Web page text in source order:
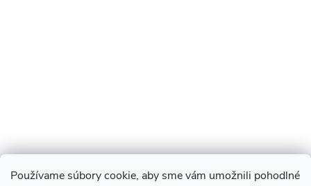
Používame súbory cookie, aby sme vám umožnili pohodlné